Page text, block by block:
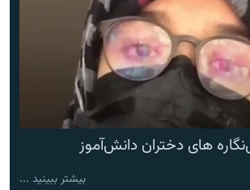
های دختران دانش‌آموز
بیشتر ببینید ...